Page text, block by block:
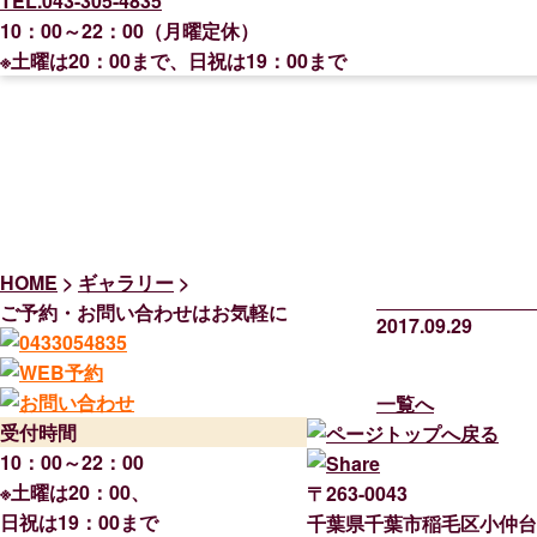
10：00～22：00（月曜定休）
※土曜は20：00まで、日祝は19：00まで
HOME > ギャラリー >
2017.09.29
一覧へ
ご予約・お問い合わせはお気軽に
受付時間
10：00～22：00
※土曜は20：00、
日祝は19：00まで
〒263-0043
千葉県千葉市稲毛区小仲